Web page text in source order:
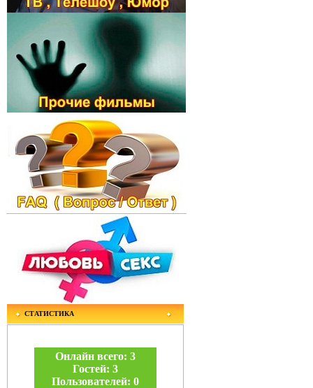
СТАТИСТИКА
Онлайн всего: 3
Гостей: 3
Пользователей: 0